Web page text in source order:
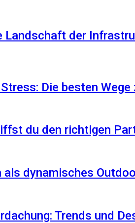
Landschaft der
Die besten Wege
du den richtigen
als dynamisches
Trends und